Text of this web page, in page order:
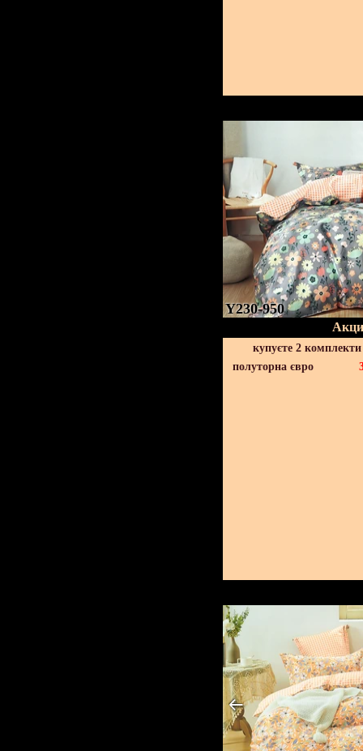
Y230-950
купуєте 2
полуторна євро